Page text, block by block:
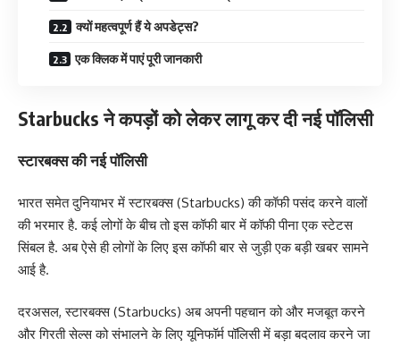
क्यों महत्वपूर्ण हैं ये अपडेट्स?
एक क्लिक में पाएं पूरी जानकारी
Starbucks ने कपड़ों को लेकर लागू कर दी नई पॉलिसी
स्टारबक्स की नई पॉलिसी
भारत समेत दुनियाभर में स्टारबक्स (Starbucks) की कॉफी पसंद करने वालों
की भरमार है. कई लोगों के बीच तो इस कॉफी बार में कॉफी पीना एक स्टेटस
सिंबल है. अब ऐसे ही लोगों के लिए इस कॉफी बार से जुड़ी एक बड़ी खबर सामने
आई है.
दरअसल, स्टारबक्स (Starbucks) अब अपनी पहचान को और मजबूत करने
और गिरती सेल्स को संभालने के लिए यूनिफॉर्म पॉलिसी में बड़ा बदलाव करने जा